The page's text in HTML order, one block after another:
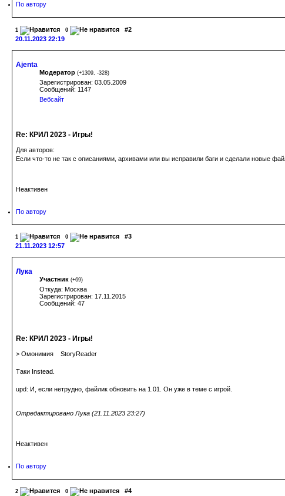
По автору
1 0
#2
20.11.2023 22:19
Ajenta
Модератор (+1309 -328)
Зарегистрирован: 03.05.2009
Сообщений: 1147
Вебсайт
Re: КРИЛ 2023 - Игры!
Для авторов:
Если что-то не так с описаниями, архивами или вы исправили баги и сделали новые
Неактивен
По автору
1 0
#3
21.11.2023 12:57
Лука
Участник (+69)
Откуда: Москва
Зарегистрирован: 17.11.2015
Сообщений: 47
Re: КРИЛ 2023 - Игры!
> Омонимия StoryReader
Таки Instead.
upd: И, если нетрудно, файлик обновить на 1.01. Он уже в теме с игрой.
Отредактировано Лука (21.11.2023 23:27)
Неактивен
По автору
2 0
#4